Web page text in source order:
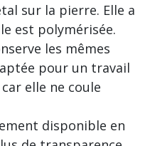
sur la pierre. Elle a
est polymérisée.
les mêmes
pour un travail
elle ne coule
disponible en